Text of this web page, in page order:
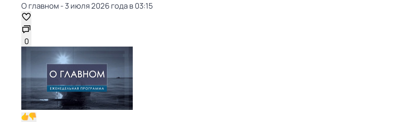
О главном - 3 июля 2026 года в 03:15
0